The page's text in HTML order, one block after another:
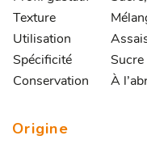
Texture
Utilisation
Spécificité
Sucre
Conservation
À
Origine